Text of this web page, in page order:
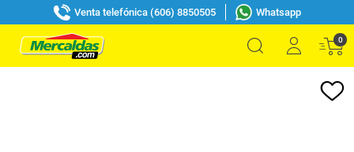
Venta telefónica (606) 8850505 Whatsapp
0